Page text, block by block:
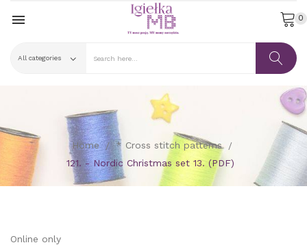
 0
Home
* Cross stitch patterns
121. - Nordic Christmas set 13. (PDF)
Online only